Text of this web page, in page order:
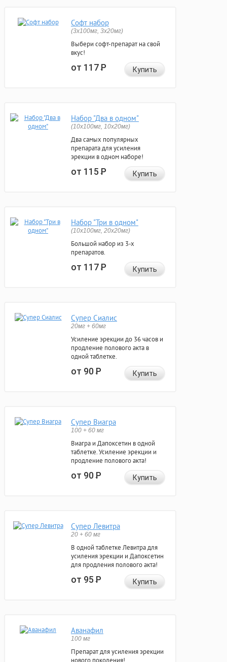
Софт набор
(3x100мг, 3x20мг)
Выбери софт-препарат на свой
вкус!
от 117Р Купить
Набор "Два в одном"
(10x100мг, 10x20мг)
Два самых популярных
препарата для усиления
эрекции в одном наборе!
от 115Р Купить
Набор "Три в одном"
(10x100мг, 20x20мг)
Большой набор из 3-х
препаратов.
от 117Р Купить
Супер Сиалис
20мг + 60мг
Усиление эрекции до 36 часов и
продление полового акта в
одной таблетке.
от 90Р Купить
Супер Виагра
100 + 60 мг
Виагра и Дапоксетин в одной
таблетке. Усиление эрекции и
продление полового акта!
от 90Р Купить
Супер Левитра
20 + 60 мг
В одной таблетке Левитра для
усиления эрекции и Дапоксетин
для продления полового акта!
от 95Р Купить
Аванафил
100 мг
Препарат для усиления эрекции